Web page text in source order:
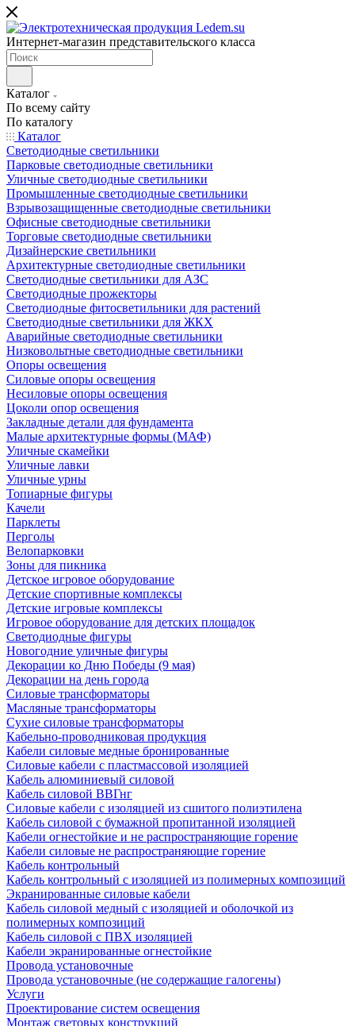
Интернет-магазин представительского класса
Каталог
По всему сайту
По каталогу
Каталог
Светодиодные светильники
Парковые светодиодные светильники
Уличные светодиодные светильники
Промышленные светодиодные светильники
Взрывозащищенные светодиодные светильники
Офисные светодиодные светильники
Торговые светодиодные светильники
Дизайнерские светильники
Архитектурные светодиодные светильники
Светодиодные светильники для АЗС
Светодиодные прожекторы
Светодиодные фитосветильники для растений
Светодиодные светильники для ЖКХ
Аварийные светодиодные светильники
Низковольтные светодиодные светильники
Опоры освещения
Силовые опоры освещения
Несиловые опоры освещения
Цоколи опор освещения
Закладные детали для фундамента
Малые архитектурные формы (МАФ)
Уличные скамейки
Уличные лавки
Уличные урны
Топиарные фигуры
Качели
Парклеты
Перголы
Велопарковки
Зоны для пикника
Детское игровое оборудование
Детские спортивные комплексы
Детские игровые комплексы
Игровое оборудование для детских площадок
Светодиодные фигуры
Новогодние уличные фигуры
Декорации ко Дню Победы (9 мая)
Декорации на день города
Силовые трансформаторы
Масляные трансформаторы
Сухие силовые трансформаторы
Кабельно-проводниковая продукция
Кабели силовые медные бронированные
Силовые кабели с пластмассовой изоляцией
Кабель алюминиевый силовой
Кабель силовой ВВГнг
Силовые кабели с изоляцией из сшитого полиэтилена
Кабель силовой с бумажной пропитанной изоляцией
Кабели огнестойкие и не распространяющие горение
Кабели силовые не распространяющие горение
Кабель контрольный
Кабель контрольный с изоляцией из полимерных композиций
Экранированные силовые кабели
Кабель силовой медный с изоляцией и оболочкой из
полимерных композиций
Кабель силовой с ПВХ изоляцией
Кабели экранированные огнестойкие
Провода установочные
Провода установочные (не содержащие галогены)
Услуги
Проектирование систем освещения
Монтаж световых конструкций